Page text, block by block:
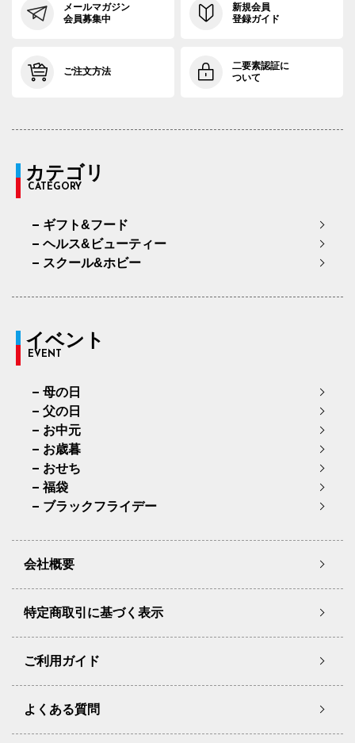
メールマガジン
会員募集中
新規会員
登録ガイド
ご注文方法
二要素認証に
ついて
カテゴリ
CATEGORY
ギフト&フード
ヘルス&ビューティー
スクール&ホビー
イベント
EVENT
母の日
父の日
お中元
お歳暮
おせち
福袋
ブラックフライデー
会社概要
特定商取引に基づく表示
ご利用ガイド
よくある質問